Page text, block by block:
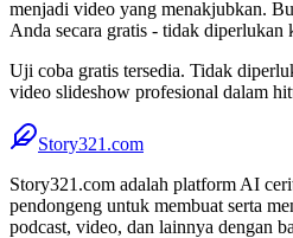
menjadi video yang menakjubkan.
Anda secara gratis - tidak diperlukan
Uji coba gratis tersedia. Tidak
video slideshow profesional dalam
Story321.com
Story321.com adalah platform AI
pendongeng untuk membuat serta
podcast, video, dan lainnya dengan